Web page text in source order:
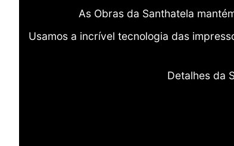
As Obras da Santhatela
Usamos a incrível tecnologia das
Detalhes da